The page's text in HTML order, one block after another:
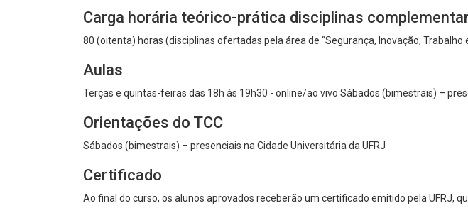
Carga horária teórico-prática disciplinas
80 (oitenta) horas (disciplinas ofertadas pela área de “Segurança, Inovação, Trabalho
Aulas
Terças e quintas-feiras das 18h às 19h30 - online/ao vivo Sábados (bimestrais) –
Orientações do TCC
Sábados (bimestrais) – presenciais na Cidade Universitária da UFRJ
Certificado
Ao final do curso, os alunos aprovados receberão um certificado emitido pela UFRJ,